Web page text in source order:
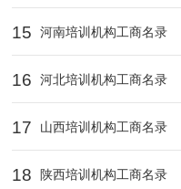
15 河南培训机构工商名录
16 河北培训机构工商名录
17 山西培训机构工商名录
18 陕西培训机构工商名录